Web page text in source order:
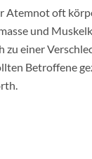
Atemnot oft
und
einer
Betroffene